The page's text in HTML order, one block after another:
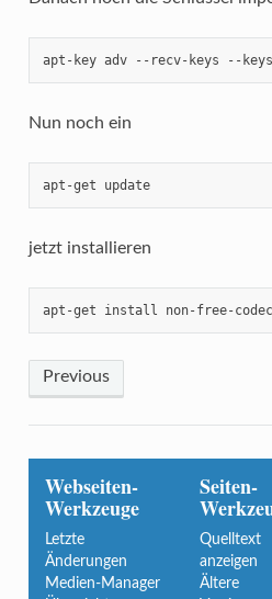
apt-key adv --recv-keys --
Nun noch ein
apt-get update
jetzt installieren
apt-get install non-free-
Previous
Webseiten-
Werkzeuge
Letzte
Änderungen
Medien-Manager
Seiten-
Quelltext
anzeigen
Ältere